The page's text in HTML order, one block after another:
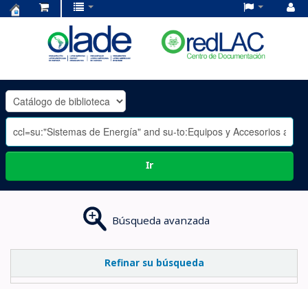
OLADE
-
Ir
Búsqueda avanzada
Refinar su búsqueda